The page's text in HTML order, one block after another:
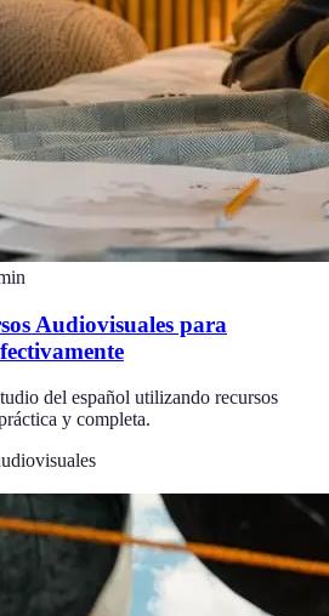
Audiovisuales para
del español utilizando recursos
y completa.